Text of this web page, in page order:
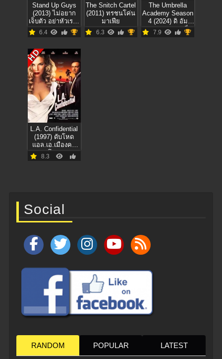
Stand Up Guys
(2013) ไม่อยาก
เจ็บตัว อย่าหัวเราะ
ปู่
6.4
The Snitch Cartel
(2011) ทรชนโค่น
มาเฟีย
6.3
The Umbrella
Academy Season
4 (2024) ดิ อัม
เบรลลา อคาเดมี่ 4
7.9
HD
L.A. Confidential
(1997) ดับโหด
แอล.เอ.เมืองคน
โฉด
8.3
Social
RANDOM POPULAR LATEST